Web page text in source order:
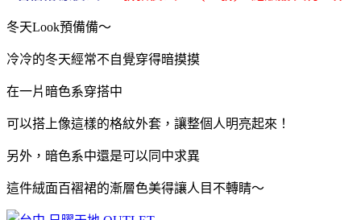
冬天Look預備備～
冷冷的冬天經常不自覺穿得暗摸摸
在一片暗色系穿搭中
可以搭上像這樣的格紋外套，讓整個人明亮起來！
另外，暗色系中還是可以同中求異
這件絨面百褶裙的漸層色美得讓人目不轉睛～